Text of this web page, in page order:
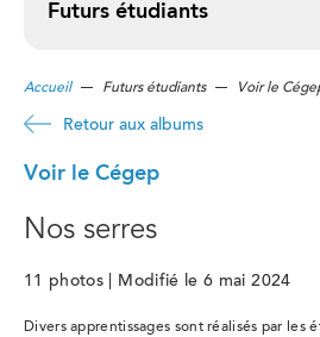
Futurs étudiants
Accueil Futurs étudiants Voir le
Retour aux albums
Voir le Cégep
Nos serres
11 photos | Modifié le 6 mai 2024
Divers apprentissages sont réalisés par les